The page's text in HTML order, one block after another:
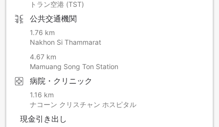
トラン空港 (TST)
公共交通機関
1.76 km
Nakhon Si Thammarat
4.67 km
Mamuang Song Ton Station
病院・クリニック
1.16 km
ナコーン クリスチャン ホスピタル
現金引き出し